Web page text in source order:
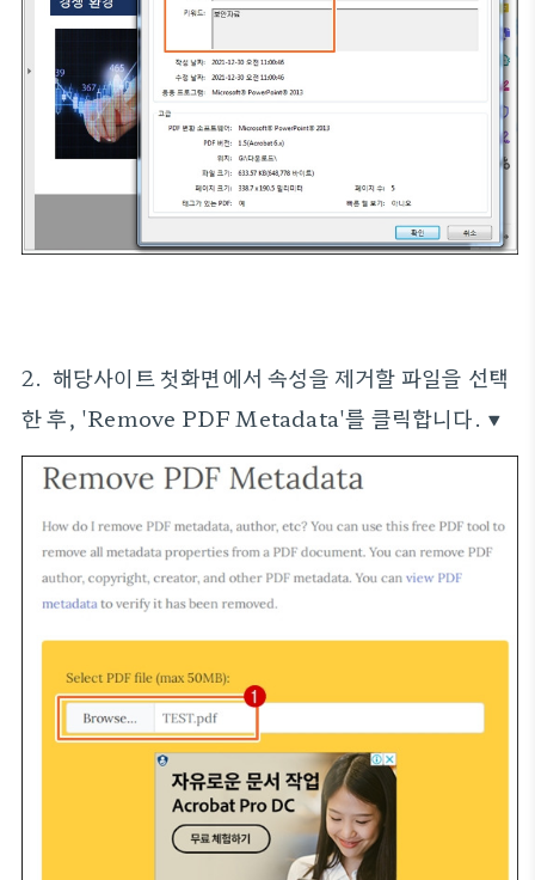
2. 해당사이트 첫화면에서 속성을 제거할 파일을 선택
한 후, 'Remove PDF Metadata'를 클릭합니다. ▼